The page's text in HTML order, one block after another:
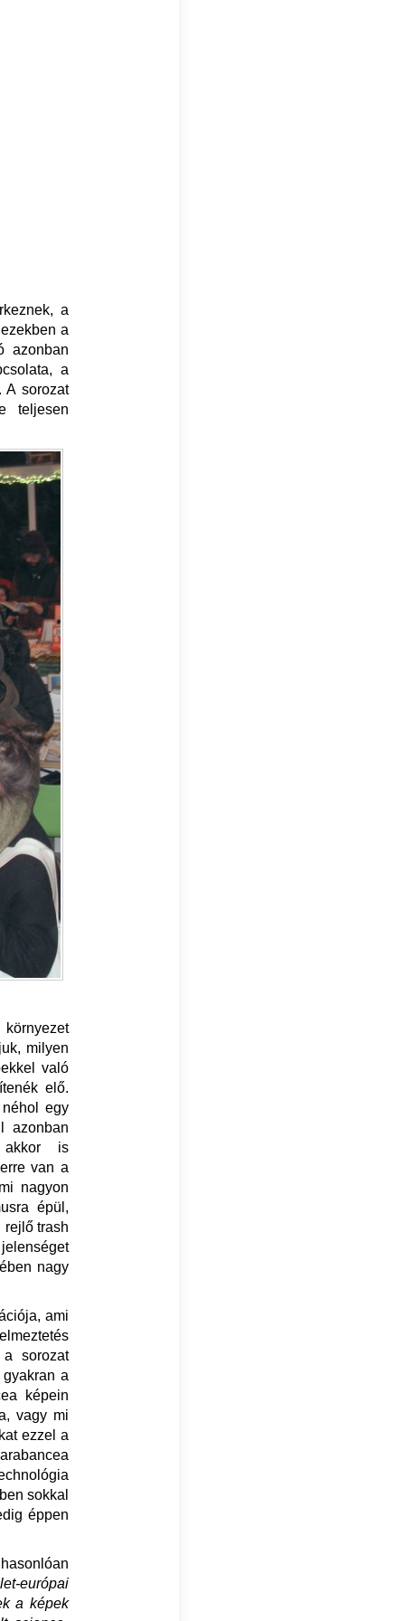
a
a
azonban
a
A sorozat
teljesen
milyen
való
elő.
egy
azonban
akkor is
van a
nagyon
épül,
rejlő trash
nagy
ami
a sorozat
a
képein
vagy mi
ezzel a
sokkal
éppen
európai
a képek